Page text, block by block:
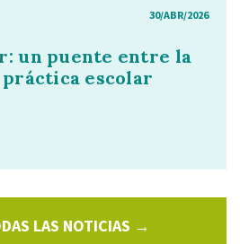
30/ABR/2026
un puente entre la
escolar
LAS NOTICIAS →